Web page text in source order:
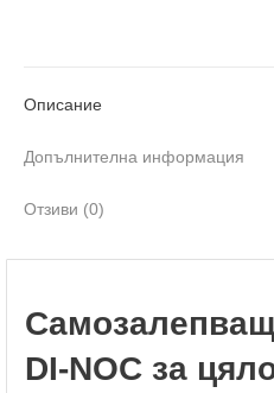
Описание
Допълнителна информация
Отзиви (0)
DI-NOC за